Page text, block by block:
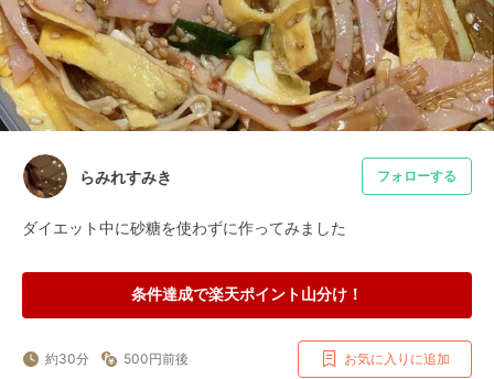
らみれすみき フォローする
ダイエット中に砂糖を使わずに作ってみました
条件達成で楽天ポイント山分け！
約30分 500円前後 お気に入りに追加